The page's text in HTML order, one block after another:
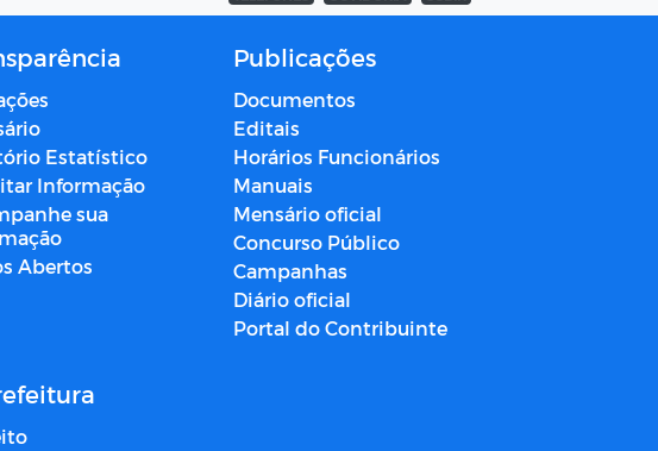
Estatístico
Informação
sua
Abertos
Publicações
Documentos
Editais
Horários Funcionários
Manuais
Mensário oficial
Concurso Público
Campanhas
Diário oficial
Portal do Contribuinte